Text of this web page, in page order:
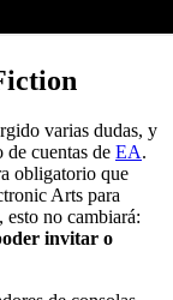
varias dudas, y
de cuentas de EA.
obligatorio que
Arts para
, esto no cambiará:
invitar o